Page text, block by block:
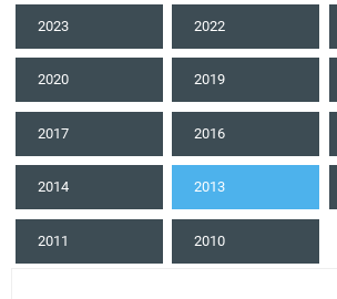
2023 2022
2020 2019
2017 2016
2014 2013
2011 2010